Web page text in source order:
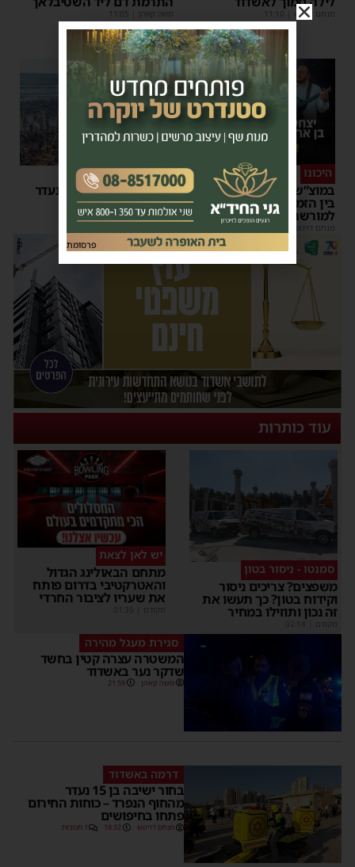
מנחם דויטש משה קאהן 11:05
היכונו
במוצ”ש הקרוב: מופע סיום
בין הזמנים של 'המרכז
למורשת' ו'מהות'
מנחם דויטש
סוף טוב
אותר בחור הישיבה שנעדר
בחוף הנפרד באשדוד
מנחם דויטש |
22:08 | 3 תגובות
עוד כותרות
סמנטו - ניסור בטון
משפצים? צריכים ניסור
וקידוח בטון? כך תעשו את
זה נכון ותוזילו במחיר
מקודם
יש לאן לצאת
מתחם הבאולינג הגדול
והאטרקטיבי בדרום פותח
את שעריו לציבור החרדי
מקודם
סגירת מעגל מהירה
המשטרה עצרה קטין בחשד
שדקר נער באשדוד
משה קאהן 21:59
דרמה באשדוד
בחור ישיבה בן 15 נעדר
מהחוף הנפרד – כוחות החירום
פתחו בחיפושים
מנחם דויטש 18:32 1 תגובות
פרסומת